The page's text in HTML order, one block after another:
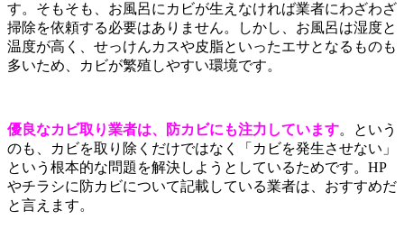
す。そもそも、お風呂にカビが生えなければ業者にわざわざ
掃除を依頼する必要はありません。しかし、お風呂は湿度と
温度が高く、せっけんカスや皮脂といったエサとなるものも
多いため、カビが繁殖しやすい環境です。
優良なカビ取り業者は、防カビにも注力しています。という
のも、カビを取り除くだけではなく「カビを発生させない」
という根本的な問題を解決しようとしているためです。HP
やチラシに防カビについて記載している業者は、おすすめだ
と言えます。